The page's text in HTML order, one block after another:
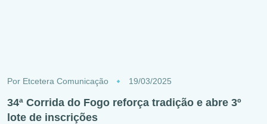
Por Etcetera Comunicação 19/03/2025
34ª Corrida do Fogo reforça tradição e abre 3º
lote de inscrições